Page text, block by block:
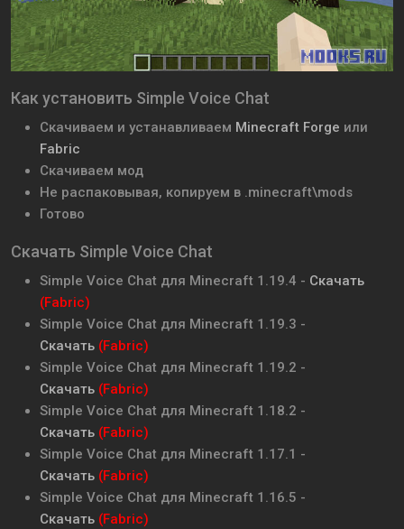
Как установить Simple Voice Chat
Скачиваем и устанавливаем Minecraft Forge или
Fabric
Скачиваем мод
Не распаковывая, копируем в .minecraft\mods
Готово
Скачать Simple Voice Chat
Simple Voice Chat для Minecraft 1.19.4 - Скачать
(Fabric)
Simple Voice Chat для Minecraft 1.19.3 -
Скачать (Fabric)
Simple Voice Chat для Minecraft 1.19.2 -
Скачать (Fabric)
Simple Voice Chat для Minecraft 1.18.2 -
Скачать (Fabric)
Simple Voice Chat для Minecraft 1.17.1 -
Скачать (Fabric)
Simple Voice Chat для Minecraft 1.16.5 -
Скачать (Fabric)